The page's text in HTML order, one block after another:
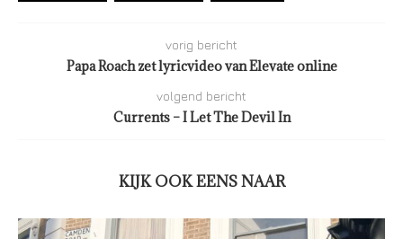
vorig bericht
Papa Roach zet lyricvideo van Elevate online
volgend bericht
Currents – I Let The Devil In
KIJK OOK EENS NAAR